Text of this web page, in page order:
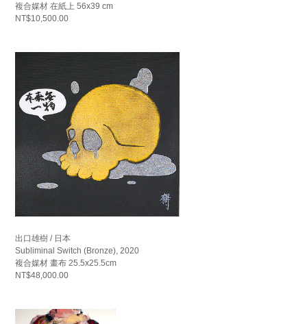
複合媒材 在紙上 56x39 cm
NT$10,500.00
出口雄樹 / 日本
Subliminal Switch (Bronze), 2020
複合媒材 畫布 25.5x25.5cm
NT$48,000.00